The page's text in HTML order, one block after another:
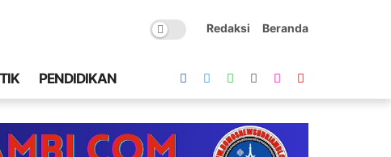
Redaksi Beranda
PENDIDIKAN